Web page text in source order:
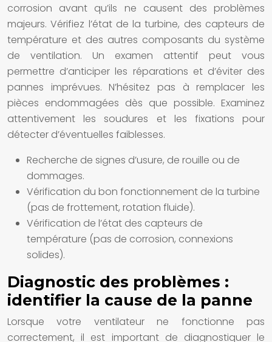
corrosion avant qu’ils ne causent des problèmes
majeurs. Vérifiez l’état de la turbine, des capteurs de
température et des autres composants du système
de ventilation. Un examen attentif peut vous
permettre d’anticiper les réparations et d’éviter des
pannes imprévues. N’hésitez pas à remplacer les
pièces endommagées dès que possible. Examinez
attentivement les soudures et les fixations pour
détecter d’éventuelles faiblesses.
Recherche de signes d’usure, de rouille ou de
dommages.
Vérification du bon fonctionnement de la turbine
(pas de frottement, rotation fluide).
Vérification de l’état des capteurs de
température (pas de corrosion, connexions
solides).
Diagnostic des problèmes :
identifier la cause de la panne
Lorsque votre ventilateur ne fonctionne pas
correctement, il est important de diagnostiquer le